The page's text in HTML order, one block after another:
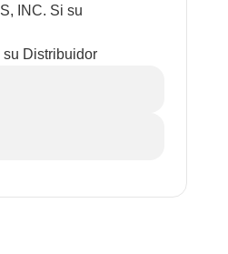
INC. Si su
su Distribuidor